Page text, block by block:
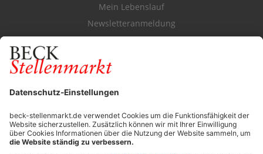
Mein Lebenslauf
Newsletteranmeldung
Durchsuchen Sie den Stellenkatalog
FÜR ARBEITGEBER
Stellenmarktpreise
Anzeigen-AGB
Media-Daten
Newsletteranmeldung